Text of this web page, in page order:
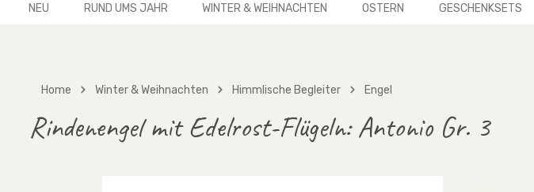
NEU RUND UMS JAHR WINTER & WEIHNACHTEN OSTERN GESCHENKSETS
Home Winter & Weihnachten Himmlische Begleiter Engel
Rindenengel mit Edelrost-Flügeln: Antonio Gr. 3